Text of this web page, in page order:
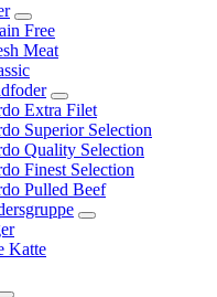
Free
Meat
Extra Filet
Superior Selection
Quality Selection
Finest Selection
Pulled Beef
Katte